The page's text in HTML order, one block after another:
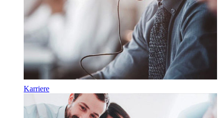
Karriere